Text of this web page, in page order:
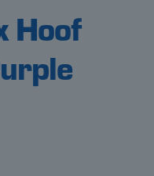
Hoof